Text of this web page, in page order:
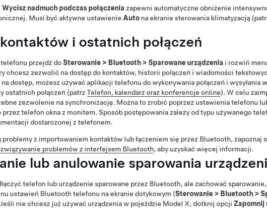
Wycisz nadmuch podczas połączenia zapewni automatyczne obniżenie
Musi być aktywne ustawienie Auto na ekranie sterowania klimatyzacją
i ostatnich połączeń
przejdź doSterowanie > Bluetooth > Sparowane urządzenia i rozwiń
chcesz zezwolić na dostęp do kontaktów, historii połączeń i wiadomości
dostęp, możesz używać aplikacji telefonu do wykonywania połączeń i wysyłania
ostatnich połączeń (patrz Telefon, kalendarz oraz konferencje online). W celu
zezwolenie na synchronizację. Można to zrobić poprzez ustawienia telefonu
telefon okna z monitem. Sposób postępowania zależy od typu używanego
dostarczonej z telefonem.
problemy z importowaniem kontaktów lub łączeniem się przez Bluetooth, zapoznaj
problemów z interfejsem Bluetooth, aby uzyskać więcej informacji.
lub anulowanie sparowania
telefon lub urządzenie sparowane przez Bluetooth, ale zachować
ustawień Bluetooth telefonu na ekranie dotykowym (Sterowanie > Bluetooth >
nie chcesz już używać urządzenia w pojeździe Model X, dotknij opcji Zapomnij